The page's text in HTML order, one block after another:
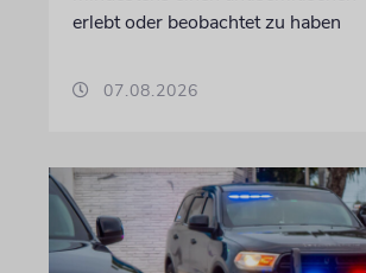
erlebt oder beobachtet zu haben
07.08.2026